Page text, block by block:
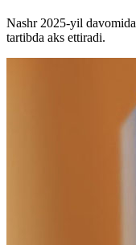
Nashr 2025-yil
tartibda aks ettiradi.